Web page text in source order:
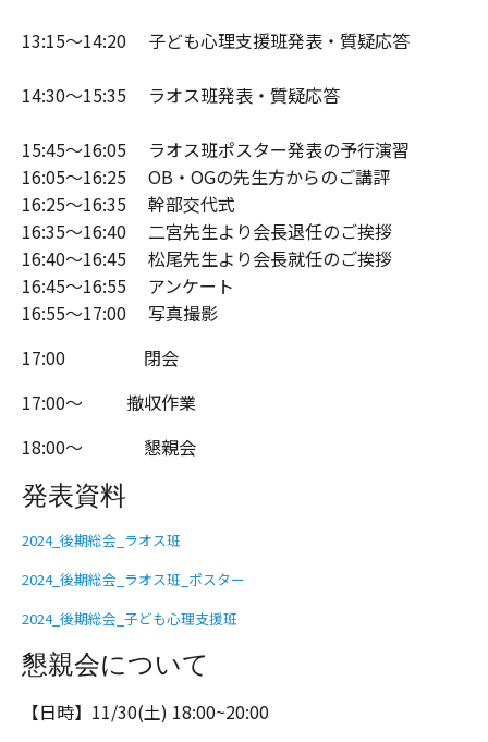
13:15〜14:20 子ども心理支援班発表・質疑応答
14:30〜15:35 ラオス班発表・質疑応答
15:45〜16:05 ラオス班ポスター発表の予行演習
16:05～16:25 OB・OGの先生方からのご講評
16:25〜16:35 幹部交代式
16:35〜16:40 二宮先生より会長退任のご挨拶
16:40〜16:45 松尾先生より会長就任のご挨拶
16:45〜16:55 アンケート
16:55〜17:00 写真撮影
17:00 閉会
17:00～ 撤収作業
18:00〜 懇親会
発表資料
2024_後期総会_ラオス班
2024_後期総会_ラオス班_ポスター
2024_後期総会_子ども心理支援班
懇親会について
【日時】11/30(土) 18:00~20:00